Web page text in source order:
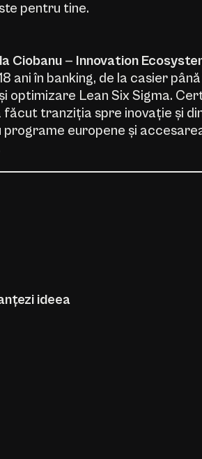
pentru tine.
Ciobanu — Innovation
ani în banking, de la casier
optimizare Lean Six Sigma.
tranziția spre inovație și
europene și
ideea